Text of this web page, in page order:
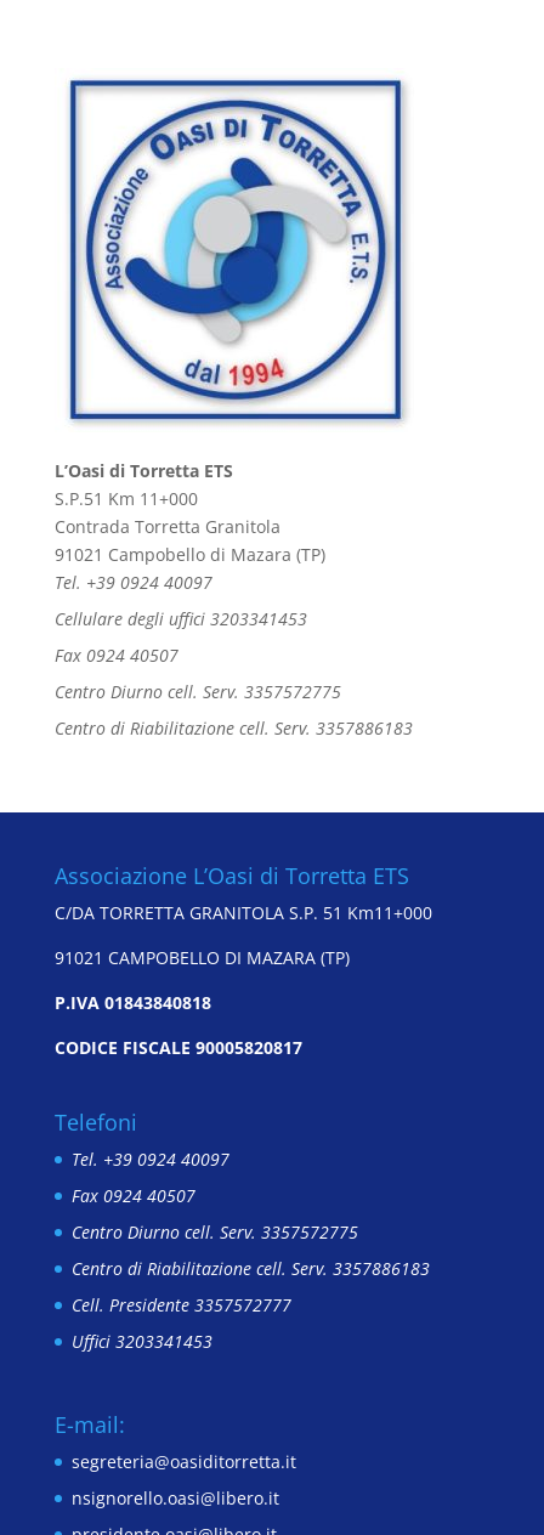
L’Oasi di Torretta ETS
S.P.51 Km 11+000
Contrada Torretta Granitola
91021 Campobello di Mazara (TP)
Tel. +39 0924 40097
Cellulare degli uffici 3203341453
Fax 0924 40507
Centro Diurno cell. Serv. 3357572775
Centro di Riabilitazione cell. Serv. 3357886183
Associazione L’Oasi di Torretta ETS
C/DA TORRETTA GRANITOLA S.P. 51 Km11+000
91021 CAMPOBELLO DI MAZARA (TP)
P.IVA 01843840818
CODICE FISCALE 90005820817
Telefoni
Tel. +39 0924 40097
Fax 0924 40507
Centro Diurno cell. Serv. 3357572775
Centro di Riabilitazione cell. Serv. 3357886183
Cell. Presidente 3357572777
Uffici 3203341453
E-mail:
segreteria@oasiditorretta.it
nsignorello.oasi@libero.it